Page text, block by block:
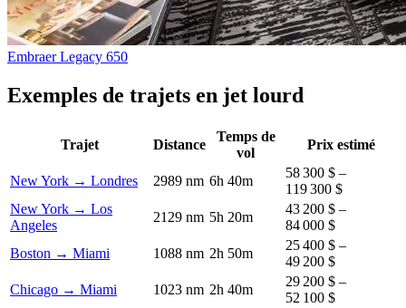
Embraer Legacy 650
Exemples de trajets en jet lourd
Trajet Distance
Temps de
vol
Prix estimé
New York → Londres 2989 nm 6h 40m
58 300 $ –
119 300 $
New York → Los
Angeles
2129 nm 5h 20m
43 200 $ –
84 000 $
Boston → Miami
1088 nm 2h 50m
25 400 $ –
49 200 $
Chicago → Miami
1023 nm 2h 40m
29 200 $ –
52 100 $